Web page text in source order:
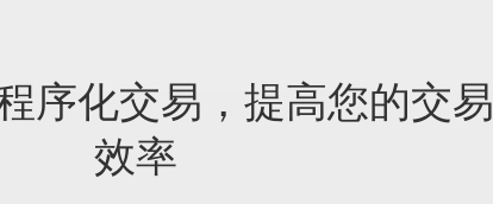
序化交易，提高您的交易
效率